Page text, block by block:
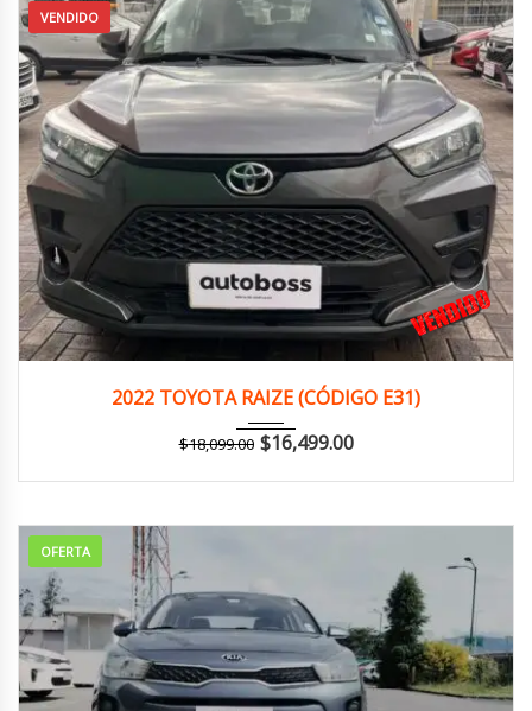
VENDIDO
2022 TOYOTA RAIZE (CÓDIGO E31)
$18,099.00 $16,499.00
OFERTA